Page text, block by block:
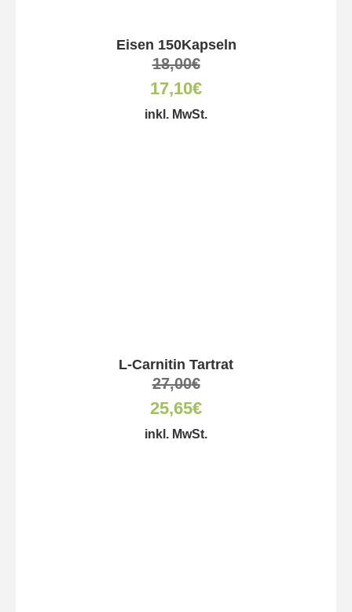
Eisen 150Kapseln
18,00€
17,10€
inkl. MwSt.
L-Carnitin Tartrat
27,00€
25,65€
inkl. MwSt.